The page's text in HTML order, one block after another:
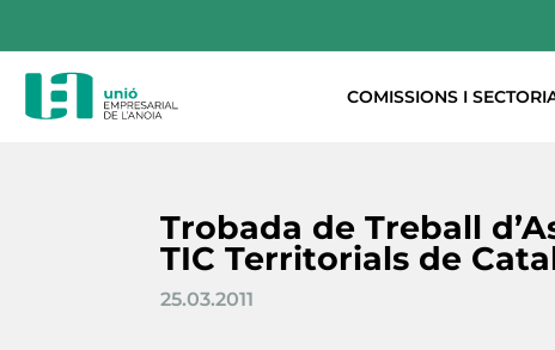
COMISSIONS I
Trobada de Treball
TIC Territorials de
25.03.2011